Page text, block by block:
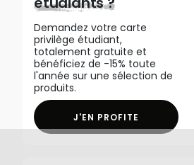
Demandez votre carte
privilège étudiant,
totalement gratuite et
bénéficiez de -15% toute
l'année sur une sélection de
produits.
J'EN PROFITE